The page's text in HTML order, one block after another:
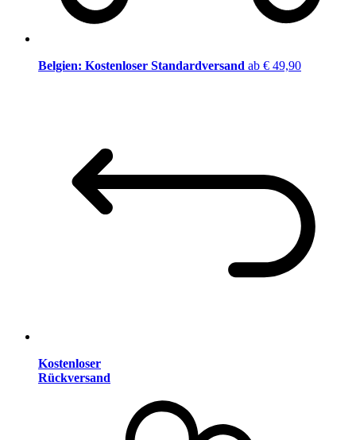
Belgien: Kostenloser Standardversand ab € 49,90
Kostenloser
Rückversand